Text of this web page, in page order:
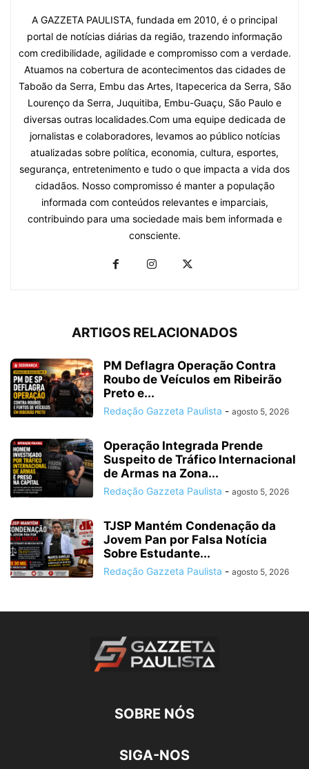
A GAZZETA PAULISTA, fundada em 2010, é o principal
portal de notícias diárias da região, trazendo informação
com credibilidade, agilidade e compromisso com a verdade.
Atuamos na cobertura de acontecimentos das cidades de
Taboão da Serra, Embu das Artes, Itapecerica da Serra, São
Lourenço da Serra, Juquitiba, Embu-Guaçu, São Paulo e
diversas outras localidades.Com uma equipe dedicada de
jornalistas e colaboradores, levamos ao público notícias
atualizadas sobre política, economia, cultura, esportes,
segurança, entretenimento e tudo o que impacta a vida dos
cidadãos. Nosso compromisso é manter a população
informada com conteúdos relevantes e imparciais,
contribuindo para uma sociedade mais bem informada e
consciente.
ARTIGOS RELACIONADOS
PM Deflagra Operação Contra
Roubo de Veículos em Ribeirão
Preto e...
Redação Gazzeta Paulista - agosto 5, 2026
Operação Integrada Prende
Suspeito de Tráfico Internacional
de Armas na Zona...
Redação Gazzeta Paulista - agosto 5, 2026
TJSP Mantém Condenação da
Jovem Pan por Falsa Notícia
Sobre Estudante...
Redação Gazzeta Paulista - agosto 5, 2026
SOBRE NÓS
SIGA-NOS